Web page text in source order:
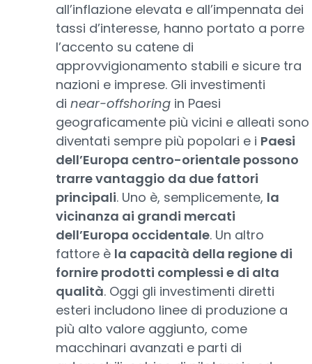
all’inflazione elevata e all’impennata dei
tassi d’interesse, hanno portato a porre
l’accento su catene di
approvvigionamento stabili e sicure tra
nazioni e imprese. Gli investimenti
di near-offshoring in Paesi
geograficamente più vicini e alleati sono
diventati sempre più popolari e i Paesi
dell’Europa centro-orientale possono
trarre vantaggio da due fattori
principali. Uno è, semplicemente, la
vicinanza ai grandi mercati
dell’Europa occidentale. Un altro
fattore è la capacità della regione di
fornire prodotti complessi e di alta
qualità. Oggi gli investimenti diretti
esteri includono linee di produzione a
più alto valore aggiunto, come
macchinari avanzati e parti di